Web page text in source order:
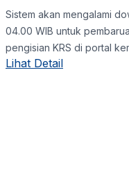
Sistem akan mengalami
04.00 WIB untuk
pengisian KRS di portal
Lihat Detail